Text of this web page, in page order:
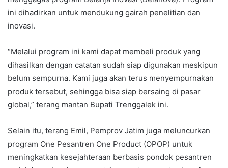
ini dihadirkan untuk mendukung gairah penelitian dan
inovasi.
“Melalui program ini kami dapat membeli produk yang
dihasilkan dengan catatan sudah siap digunakan meskipun
belum sempurna. Kami juga akan terus menyempurnakan
produk tersebut, sehingga bisa siap bersaing di pasar
global,” terang mantan Bupati Trenggalek ini.
Selain itu, terang Emil, Pemprov Jatim juga meluncurkan
program One Pesantren One Product (OPOP) untuk
meningkatkan kesejahteraan berbasis pondok pesantren